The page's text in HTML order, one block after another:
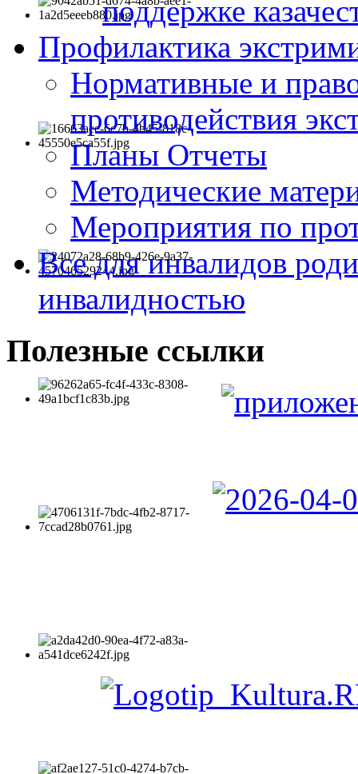
поддержке
Профилактика
Нормативные и
противодействия
Планы Отчеты
Методические
Мероприятия по
Все для инвалидов
инвалидностью
Полезные ссылки